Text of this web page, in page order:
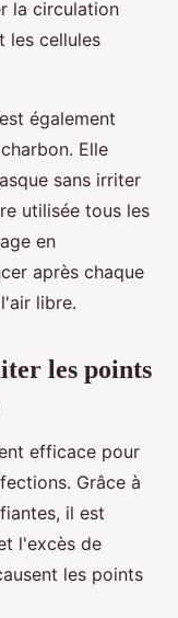
la circulation
les cellules
est également
Elle
sans irriter
utilisée tous les
en
après chaque
libre.
les points
efficace pour
Grâce à
il est
l'excès de
les points